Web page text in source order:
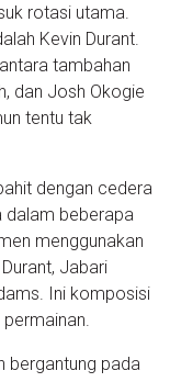
rotasi utama.
Kevin Durant.
tambahan
dan Josh Okogie
tentu tak
dengan cedera
dalam beberapa
menggunakan
Jabari
Ini komposisi
bergantung pada